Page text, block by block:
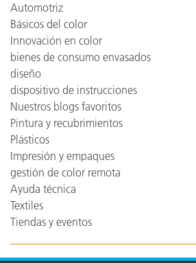
Automotriz
Básicos del color
Innovación en color
bienes de consumo envasados
diseño
dispositivo de instrucciones
Nuestros blogs favoritos
Pintura y recubrimientos
Plásticos
Impresión y empaques
gestión de color remota
Ayuda técnica
Textiles
Tiendas y eventos